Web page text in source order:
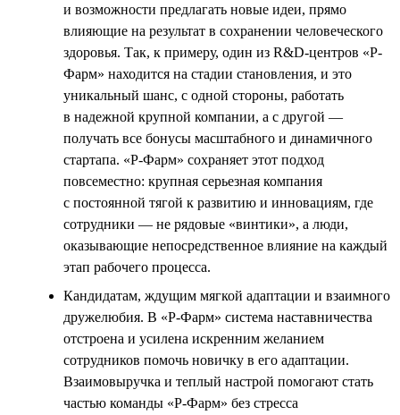
и возможности предлагать новые идеи, прямо
влияющие на результат в сохранении человеческого
здоровья. Так, к примеру, один из R&D-центров «Р-
Фарм» находится на стадии становления, и это
уникальный шанс, с одной стороны, работать
в надежной крупной компании, а с другой —
получать все бонусы масштабного и динамичного
стартапа. «Р-Фарм» сохраняет этот подход
повсеместно: крупная серьезная компания
с постоянной тягой к развитию и инновациям, где
сотрудники — не рядовые «винтики», а люди,
оказывающие непосредственное влияние на каждый
этап рабочего процесса.
Кандидатам, ждущим мягкой адаптации и взаимного
дружелюбия. В «Р-Фарм» система наставничества
отстроена и усилена искренним желанием
сотрудников помочь новичку в его адаптации.
Взаимовыручка и теплый настрой помогают стать
частью команды «Р-Фарм» без стресса